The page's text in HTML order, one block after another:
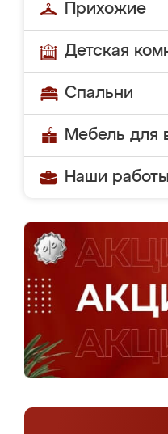
Прихожие
Детская
Спальни
Мебель для
Наши работы